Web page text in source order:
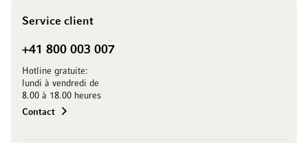
Service client
+41 800 003 007
Hotline gratuite:
lundi à vendredi de
8.00 à 18.00 heures
Contact